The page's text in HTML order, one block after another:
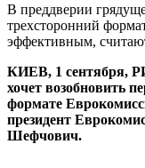
В преддверии
трехсторонний
эффективным,
КИЕВ, 1 сентября,
хочет возобновить
формате
президент
Шефчович.